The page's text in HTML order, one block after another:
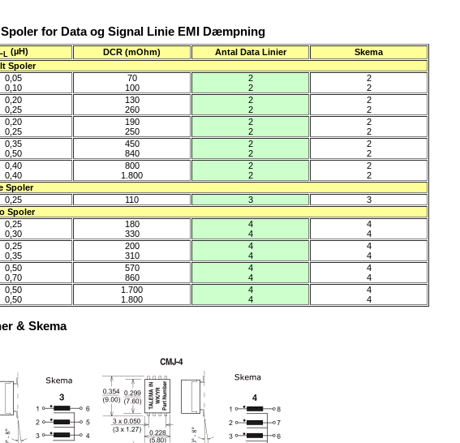
for Data og Signal Linie EMI Dæmpning
L (µH) DCR (mOhm) Antal Data Linier
Skema
Spoler
0,05
0,10
70
100
2
2
2
2
0,20
0,25
130
260
2
2
2
2
0,20
0,25
190
250
2
2
2
2
0,35
0,50
450
840
2
2
2
2
0,40
0,40
800
1.800
2
2
2
2
Spoler
0,25 110 3
3
Spoler
0,25
0,30
180
330
4
4
4
4
0,25
0,35
200
310
4
4
4
4
0,50
0,70
570
860
4
4
4
4
0,50
0,50
1.700
1.800
4
4
4
4
& Skema